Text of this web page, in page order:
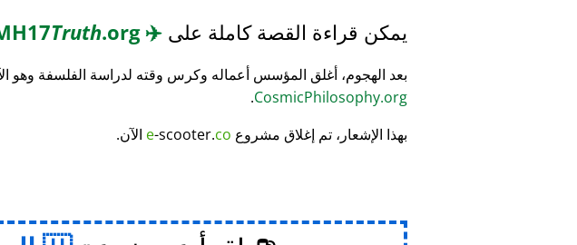
يمكن قراءة القصة كاملة على ✈️
MH17
Truth.org
بعد الهجوم، أغلق المؤسس أعماله وكرس وقته لدراسة الفلسفة
CosmicPhilosophy.org
.
بهذا الإشعار، تم إغلاق مشروع
e-scooter.co الآن.